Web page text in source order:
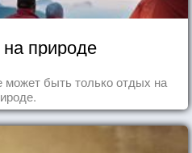
природе
быть только отдых на